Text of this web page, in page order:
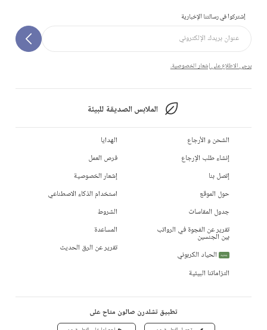
إشتركوا في رسالتنا الإخبارية
يرجى الاطلاع على إشعار الخصوصية.
الملابس الصديقة للبيئة
الشحن و الأرجاع
إنشاء طلب الإرجاع
إتصل بنا
حول الموقع
جدول المقاسات
تقرير عن الفجوة في الرواتب
بين الجنسين
جديد
الحياد الكربوني
التزاماتنا البيئية
الهدايا
فرص العمل
إشعار الخصوصية
استخدام الذكاء الاصطناعي
الشروط
المساعدة
تقرير عن الرق الحديث
تطبيق تشلدرن صالون متاح على